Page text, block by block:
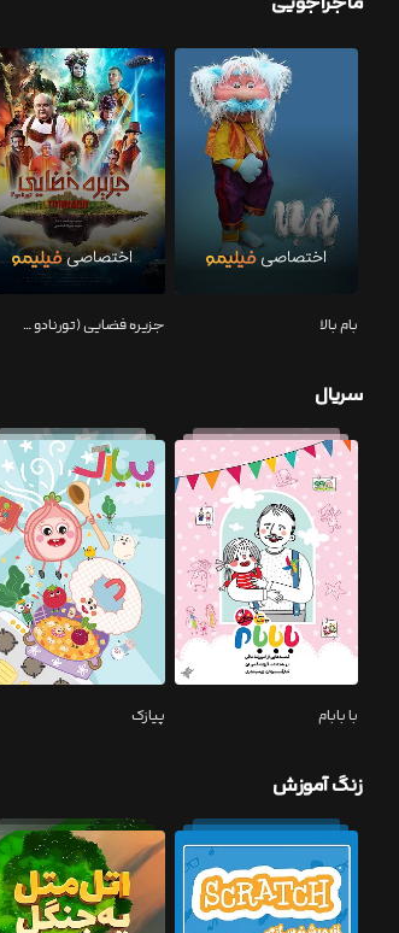
بام بالا جزیره فضایی (تورنادو ۲)
سریال
با بابام پیازک
زنگ آموزش